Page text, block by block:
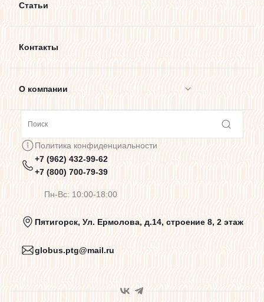
Статьи
Контакты
О компании
Предупреждения о цветопередаче
Политика конфиденциальности
Пользовательское соглашение
Политика конфиденциальности
+7 (962) 432-99-62
+7 (800) 700-79-39
Пн-Вс: 10:00-18:00
Пятигорск, Ул. Ермолова, д.14, строение 8, 2 этаж
globus.ptg@mail.ru